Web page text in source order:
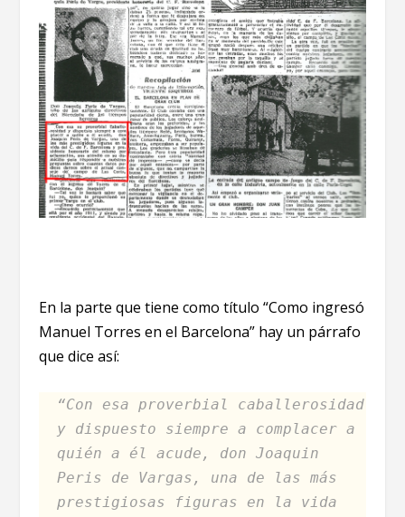
En la parte que tiene como título “Como ingresó
Manuel Torres en el Barcelona” hay un párrafo
que dice así:
“Con esa proverbial caballerosidad
y dispuesto siempre a complacer a
quién a él acude, don Joaquin
Peris de Vargas, una de las más
prestigiosas figuras en la vida